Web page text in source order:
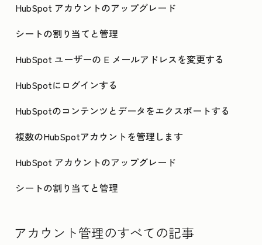
HubSpot アカウントのアップグレード
シートの割り当てと管理
HubSpot ユーザーの E メールアドレスを変更する
HubSpotにログインする
HubSpotのコンテンツとデータをエクスポートする
複数のHubSpotアカウントを管理します
HubSpot アカウントのアップグレード
シートの割り当てと管理
アカウント管理のすべての記事